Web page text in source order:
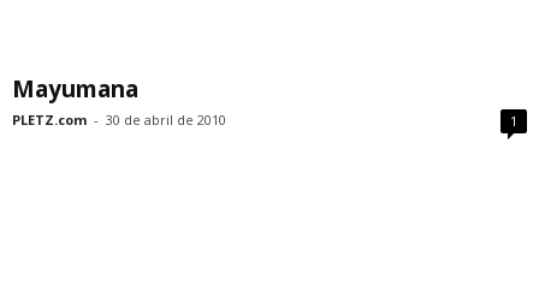
Mayumana
PLETZ.com - 30 de abril de 2010 1